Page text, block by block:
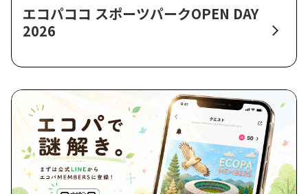
エコパココ スポーツパークOPEN DAY
2026